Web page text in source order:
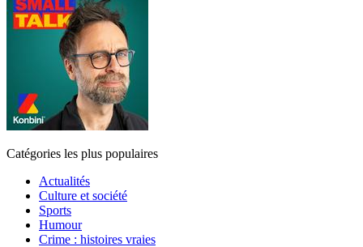
Catégories les plus populaires
Actualités
Culture et société
Sports
Humour
Crime : histoires vraies